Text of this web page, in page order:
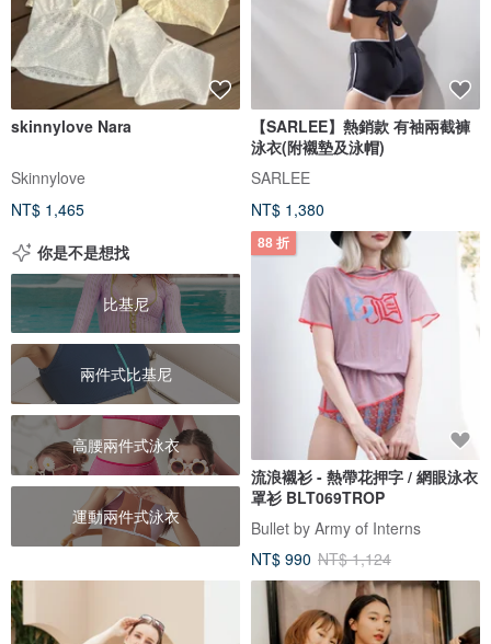
skinnylove Nara
Skinnylove
NT$ 1,465
【SARLEE】熱銷款 有袖兩截褲
泳衣(附襯墊及泳帽)
SARLEE
NT$ 1,380
你是不是想找
比基尼
兩件式比基尼
高腰兩件式泳衣
運動兩件式泳衣
88 折
流浪襯衫 - 熱帶花押字 / 網眼泳衣
罩衫 BLT069TROP
Bullet by Army of Interns
NT$ 990 NT$ 1,124